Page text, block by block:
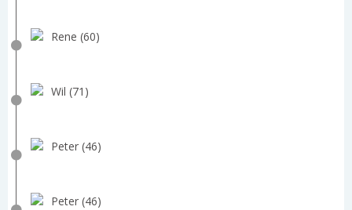
Rene (60)
Wil (71)
Peter (46)
Peter (46)